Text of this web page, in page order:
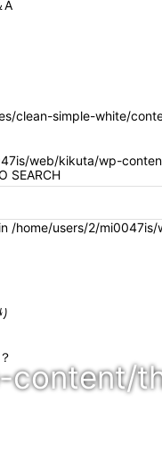
A
SEARCH
clean-simple-white/
web/kikuta/wp-
/home/users/2/